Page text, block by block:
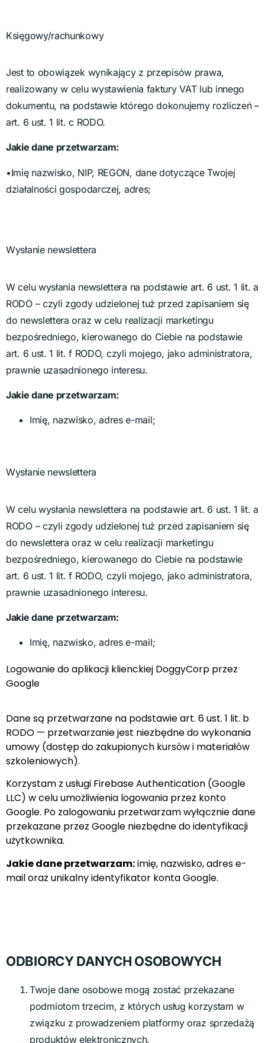
Księgowy/rachunkowy
Jest to obowiązek wynikający z przepisów prawa,
realizowany w celu wystawienia faktury VAT lub innego
dokumentu, na podstawie którego dokonujemy rozliczeń –
art. 6 ust. 1 lit. c RODO.
Jakie dane przetwarzam:
•Imię nazwisko, NIP, REGON, dane dotyczące Twojej
działalności gospodarczej, adres;
Wysłanie newslettera
W celu wysłania newslettera na podstawie art. 6 ust. 1 lit. a
RODO – czyli zgody udzielonej tuż przed zapisaniem się
do newslettera oraz w celu realizacji marketingu
bezpośredniego, kierowanego do Ciebie na podstawie
art. 6 ust. 1 lit. f RODO, czyli mojego, jako administratora,
prawnie uzasadnionego interesu.
Jakie dane przetwarzam:
Imię, nazwisko, adres e-mail;
Wysłanie newslettera
W celu wysłania newslettera na podstawie art. 6 ust. 1 lit. a
RODO – czyli zgody udzielonej tuż przed zapisaniem się
do newslettera oraz w celu realizacji marketingu
bezpośredniego, kierowanego do Ciebie na podstawie
art. 6 ust. 1 lit. f RODO, czyli mojego, jako administratora,
prawnie uzasadnionego interesu.
Jakie dane przetwarzam:
Imię, nazwisko, adres e-mail;
Logowanie do aplikacji klienckiej DoggyCorp przez
Google
Dane są przetwarzane na podstawie art. 6 ust. 1 lit. b
RODO — przetwarzanie jest niezbędne do wykonania
umowy (dostęp do zakupionych kursów i materiałów
szkoleniowych).
Korzystam z usługi Firebase Authentication (Google
LLC) w celu umożliwienia logowania przez konto
Google. Po zalogowaniu przetwarzam wyłącznie dane
przekazane przez Google niezbędne do identyfikacji
użytkownika.
Jakie dane przetwarzam:imię, nazwisko, adres e-
mail oraz unikalny identyfikator konta Google.
ODBIORCY DANYCH OSOBOWYCH
Twoje dane osobowe mogą zostać przekazane
podmiotom trzecim, z których usług korzystam w
związku z prowadzeniem platformy oraz sprzedażą
produktów elektronicznych.